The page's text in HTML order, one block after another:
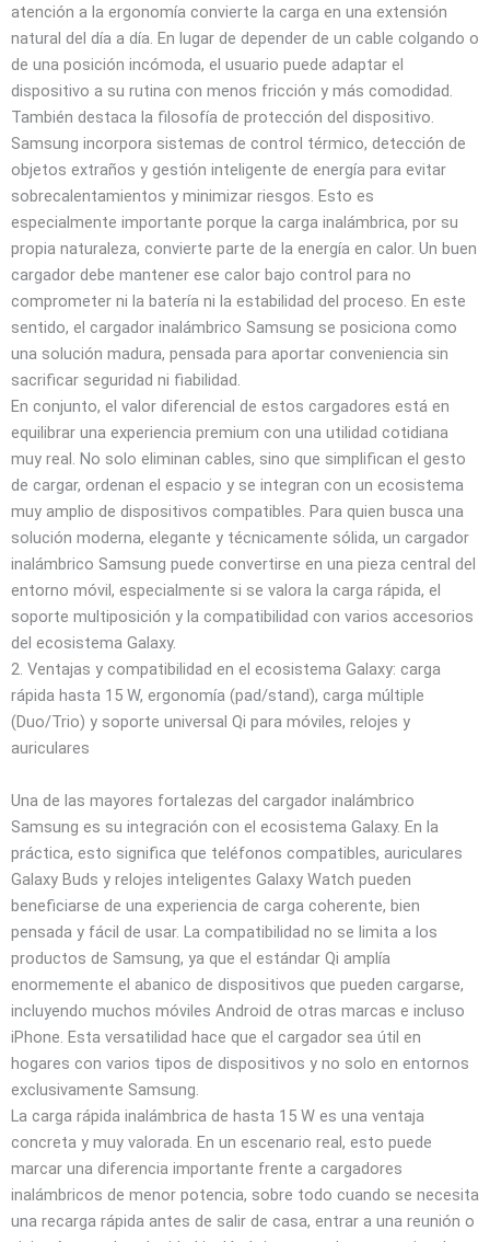
atención a la ergonomía convierte la carga en una extensión
natural del día a día. En lugar de depender de un cable colgando o
de una posición incómoda, el usuario puede adaptar el
dispositivo a su rutina con menos fricción y más comodidad.
También destaca la filosofía de protección del dispositivo.
Samsung incorpora sistemas de control térmico, detección de
objetos extraños y gestión inteligente de energía para evitar
sobrecalentamientos y minimizar riesgos. Esto es
especialmente importante porque la carga inalámbrica, por su
propia naturaleza, convierte parte de la energía en calor. Un buen
cargador debe mantener ese calor bajo control para no
comprometer ni la batería ni la estabilidad del proceso. En este
sentido, el cargador inalámbrico Samsung se posiciona como
una solución madura, pensada para aportar conveniencia sin
sacrificar seguridad ni fiabilidad.
En conjunto, el valor diferencial de estos cargadores está en
equilibrar una experiencia premium con una utilidad cotidiana
muy real. No solo eliminan cables, sino que simplifican el gesto
de cargar, ordenan el espacio y se integran con un ecosistema
muy amplio de dispositivos compatibles. Para quien busca una
solución moderna, elegante y técnicamente sólida, un cargador
inalámbrico Samsung puede convertirse en una pieza central del
entorno móvil, especialmente si se valora la carga rápida, el
soporte multiposición y la compatibilidad con varios accesorios
del ecosistema Galaxy.
2. Ventajas y compatibilidad en el ecosistema Galaxy: carga
rápida hasta 15 W, ergonomía (pad/stand), carga múltiple
(Duo/Trio) y soporte universal Qi para móviles, relojes y
auriculares
Una de las mayores fortalezas del cargador inalámbrico
Samsung es su integración con el ecosistema Galaxy. En la
práctica, esto significa que teléfonos compatibles, auriculares
Galaxy Buds y relojes inteligentes Galaxy Watch pueden
beneficiarse de una experiencia de carga coherente, bien
pensada y fácil de usar. La compatibilidad no se limita a los
productos de Samsung, ya que el estándar Qi amplía
enormemente el abanico de dispositivos que pueden cargarse,
incluyendo muchos móviles Android de otras marcas e incluso
iPhone. Esta versatilidad hace que el cargador sea útil en
hogares con varios tipos de dispositivos y no solo en entornos
exclusivamente Samsung.
La carga rápida inalámbrica de hasta 15 W es una ventaja
concreta y muy valorada. En un escenario real, esto puede
marcar una diferencia importante frente a cargadores
inalámbricos de menor potencia, sobre todo cuando se necesita
una recarga rápida antes de salir de casa, entrar a una reunión o